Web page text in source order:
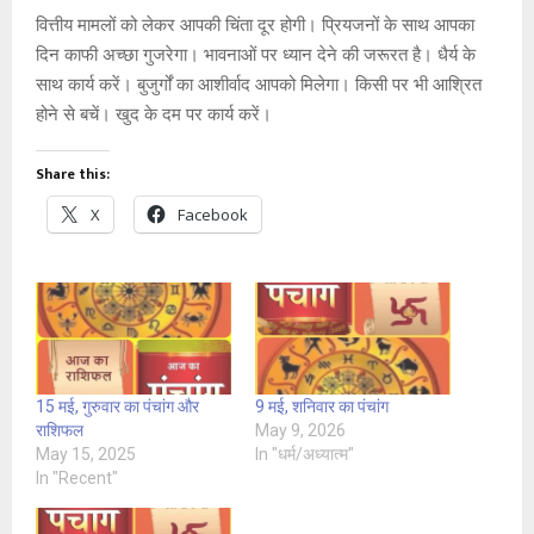
वित्तीय मामलों को लेकर आपकी चिंता दूर होगी। प्रियजनों के साथ आपका
दिन काफी अच्छा गुजरेगा। भावनाओं पर ध्यान देने की जरूरत है। धैर्य के
साथ कार्य करें। बुजुर्गों का आशीर्वाद आपको मिलेगा। किसी पर भी आश्रित
होने से बचें। खुद के दम पर कार्य करें।
Share this:
X Facebook
15 मई, गुरुवार का पंचांग और
राशिफल
May 15, 2025
In "Recent"
9 मई, शनिवार का पंचांग
May 9, 2026
In "धर्म/अध्यात्म"